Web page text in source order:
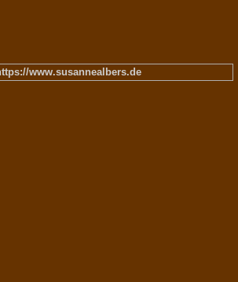
www.susannealbers.de